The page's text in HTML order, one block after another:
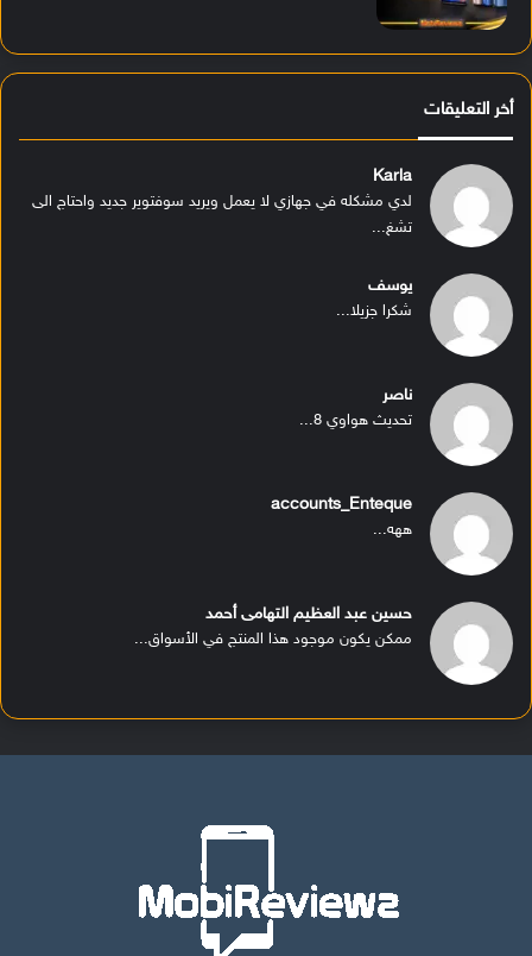
أخر التعليقات
Karla
لدي مشكله في جهازي لا يعمل ويريد سوفتوير جديد واحتاج الى
تشغ...
يوسف
شكرا جزيلا...
ناصر
تحديث هواوي 8...
accounts_Enteque
ههه...
حسين عبد العظيم التهامى أحمد
ممكن يكون موجود هذا المنتج في الأسواق...